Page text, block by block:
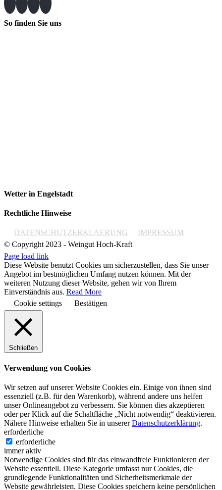
So finden Sie uns
Wetter in Engelstadt
Rechtliche Hinweise
DATENSCHUTZERKLAERUNG
IMPRESSUM
© Copyright 2023 - Weingut Hoch-Kraft
Page load link
Diese Website benutzt Cookies um sicherzustellen, dass Sie unser
Angebot im bestmöglichen Umfang nutzen können. Mit der
weiteren Nutzung dieser Website, gehen wir von Ihrem
Einverständnis aus. Read More
Cookie settings
Bestätigen
Schließen
Verwendung von Cookies
Wir setzen auf unserer Website Cookies ein. Einige von ihnen sind
essenziell (z.B. für den Warenkorb), während andere uns helfen
unser Onlineangebot zu verbessern. Sie können dies akzeptieren
oder per Klick auf die Schaltfläche „Nicht notwendig“ deaktivieren.
Nähere Hinweise erhalten Sie in unsererDatenschutzerklärung.
erforderliche
erforderliche
immer aktiv
Notwendige Cookies sind für das einwandfreie Funktionieren der
Website essentiell. Diese Kategorie umfasst nur Cookies, die
grundlegende Funktionalitäten und Sicherheitsmerkmale der
Website gewährleisten. Diese Cookies speichern keine persönlichen